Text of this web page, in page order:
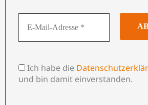
Ich habe die
und bin damit einverstanden.